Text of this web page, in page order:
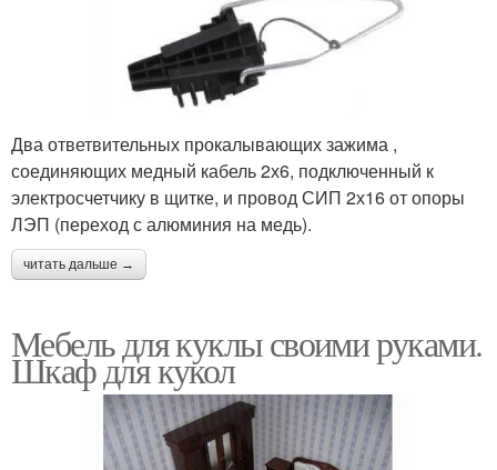
Два ответвительных прокалывающих зажима ,
соединяющих медный кабель 2х6, подключенный к
электросчетчику в щитке, и провод СИП 2х16 от опоры
ЛЭП (переход с алюминия на медь).
читать дальше →
Мебель для куклы своими руками.
Шкаф для кукол